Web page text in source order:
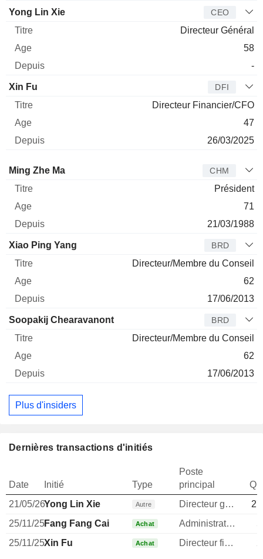
Yong Lin Xie CEO
Directeur Général
58
-
Xin Fu DFI
Directeur Financier/CFO
47
26/03/2025
Administrateur
Ming Zhe Ma CHM
Président
71
21/03/1988
Xiao Ping Yang BRD
Directeur/Membre du Conseil
62
17/06/2013
Soopakij Chearavanont BRD
Directeur/Membre du Conseil
62
17/06/2013
Plus d'insiders
Dernières transactions d'initiés
Date Initié Type
Poste
principal
21/05/26Yong Lin Xie Autre Directeur general
25/11/25Fang Fang Cai Achat Administrateur
25/11/25Xin Fu Achat Directeur financier